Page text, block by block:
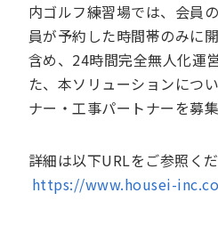
内ゴルフ練習場では、会員
員が予約した時間帯のみに
含め、24時間完全無人化運
た、本ソリューションにつ
ナー・工事パートナーを募集
詳細は以下URLをご参照くだ
https://www.housei-